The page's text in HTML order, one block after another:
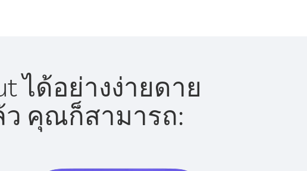
ได้อย่างง่ายดาย
ว คุณก็สามารถ: